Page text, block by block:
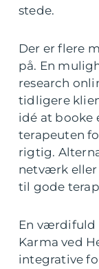
stede.
Der er flere
på. En
research
tidligere
idé at booke
terapeuten
rigtig.
netværk
til gode
En
Karma ved
integrative